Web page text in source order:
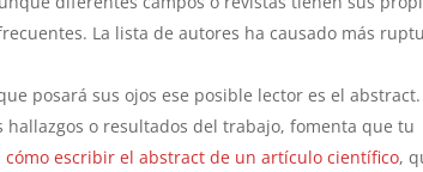
La lista de autores ha causado más
posará sus ojos ese posible lector es el abstract.
o resultados del trabajo, fomenta que tu
cómo escribir el abstract de un artículo científico,